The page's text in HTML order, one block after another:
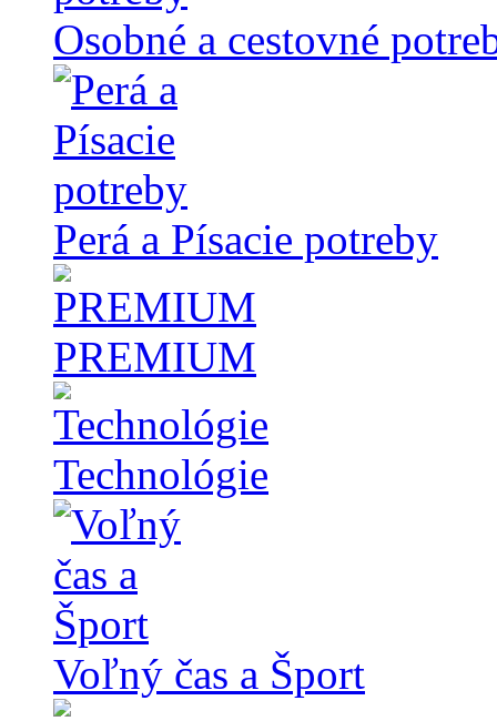
Osobné a cestovné
Perá a Písacie potreby
PREMIUM
Technológie
Voľný čas a Šport